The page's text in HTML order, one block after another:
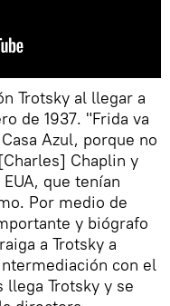
Trotsky al llegar a
de 1937. "Frida va
Azul, porque no
Chaplin y
que tenían
Por medio de
y biógrafo
a Trotsky a
con el
Trotsky y se